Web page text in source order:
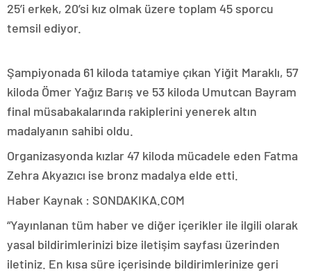
25’i erkek, 20’si kız olmak üzere toplam 45 sporcu
temsil ediyor.
Şampiyonada 61 kiloda tatamiye çıkan Yiğit Maraklı, 57
kiloda Ömer Yağız Barış ve 53 kiloda Umutcan Bayram
final müsabakalarında rakiplerini yenerek altın
madalyanın sahibi oldu.
Organizasyonda kızlar 47 kiloda mücadele eden Fatma
Zehra Akyazıcı ise bronz madalya elde etti.
Haber Kaynak : SONDAKIKA.COM
“Yayınlanan tüm haber ve diğer içerikler ile ilgili olarak
yasal bildirimlerinizi bize iletişim sayfası üzerinden
iletiniz. En kısa süre içerisinde bildirimlerinize geri